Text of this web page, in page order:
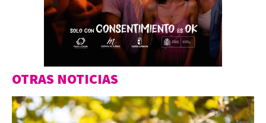
OTRAS NOTICIAS